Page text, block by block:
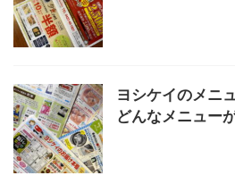
ヨシケイのメニ
どんなメニュー